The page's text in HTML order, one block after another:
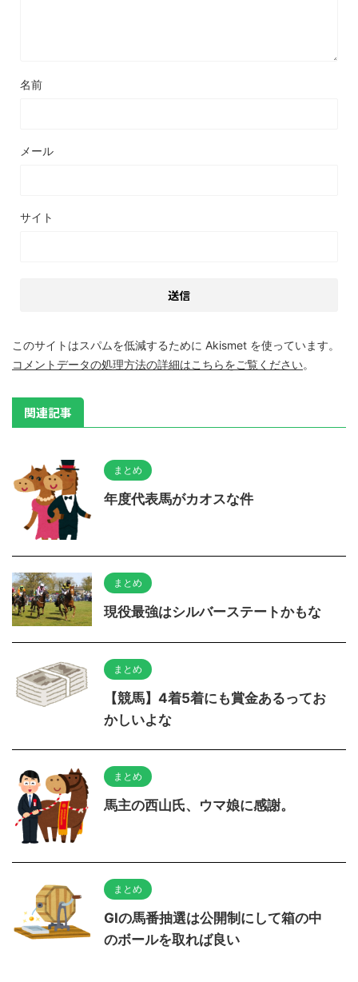
名前
メール
サイト
このサイトはスパムを低減するために Akismet を使っています。
コメントデータの処理方法の詳細はこちらをご覧ください。
関連記事
まとめ
年度代表馬がカオスな件
まとめ
現役最強はシルバーステートかもな
まとめ
【競馬】4着5着にも賞金あるってお
かしいよな
まとめ
馬主の西山氏、ウマ娘に感謝。
まとめ
GⅠの馬番抽選は公開制にして箱の中
のボールを取れば良い